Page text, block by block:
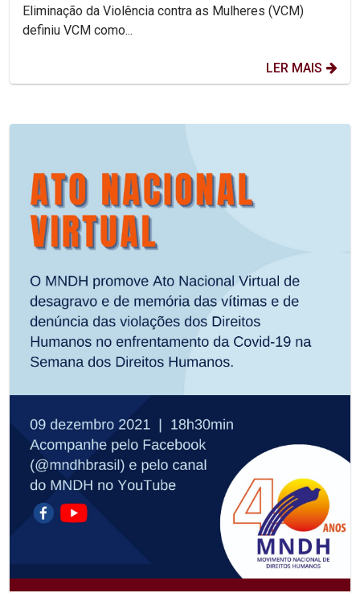
Eliminação da Violência contra as Mulheres (VCM)
definiu VCM como...
LER MAIS